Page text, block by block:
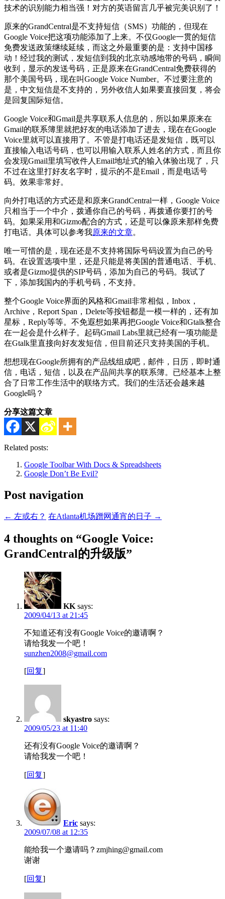
技术的识别能力相当强！对方的英语留言几乎被完美识别了！
原来的GrandCentral是不支持短信（SMS）功能的，但现在
Google Voice把这项功能添加了上来。不仅Google一贯的短信
免费发送政策继续延续，而这之外最重要的是：支持中国移
动！经过我的测试，发短信到我的北京动感地带的号码，瞬间
收到，显示的发送号码，正是原来在GrandCentral免费获得的
那个美国号码，现在叫Google Voice Number。不过要注意的
是，中文短信是不支持的，另外收信人如果要直接回复，将会
是回复国际短信。
Google Voice和Gmail是共享联系人信息的，所以如果原来在
Gmail的联系簿里就把好友的电话添加了进去，现在在Google
Voice里就可以直接用了。不管是打电话还是发短信，既可以
直接输入电话号码，也可以用输入联系人姓名的方式，而且你
会发现Gmail里填写收件人Email地址式的输入体验出现了，只
不过在这里打好友名字时，提示的不是Email，而是电话号
码。效果非常好。
向外打电话的方式还是和原来GrandCentral一样，Google Voice
只相当于一个中介，拨通你自己的号码，再拨通你要打的号
码。如果采用和Gizmo配合的方式，还是可以像原来那样免费
打电话。具体可以参考我原来的文章。
唯一可惜的是，现在还是不支持将国际号码设置为自己的号
码。在设置选项中里，还是只能是将美国的普通电话、手机、
或者是Gizmo提供的SIP号码，添加为自己的号码。我试了
下，添加我国内的手机号码，不支持。
整个Google Voice界面的风格和Gmail非常相似，Inbox，
Archive，Report Span，Delete等按钮都是一模一样的，还有加
星标，Reply等等。不免遐想如果再把Google Voice和Gtalk整合
在一起会是什么样子。起码Gmail Labs里就已经有一项功能是
在Gtalk里直接向好友发短信，但目前还只支持美国的手机。
想想现在Google所拥有的产品线组成吧，邮件，日历，即时通
信，电话，短信，以及在产品间共享的联系簿。已经基本上整
合了日常工作生活中的联络方式。我们的生活还会越来越
Google吗？
分享这篇文章
Related posts:
Google Toolbar With Docs & Spreadsheets
Google Don’t Be Evil?
Post navigation
← 左或右？ 在Atlanta机场蹭网通宵的日子 →
4 thoughts on “Google Voice:
GrandCentral的升级版”
KK says:
2009/04/13 at 21:45
不知道还有没有Google Voice的邀请啊？
请给我发一个吧！
sunzhen2008@gmail.com
[回复]
skyastro says:
2009/05/23 at 11:40
还有没有Google Voice的邀请啊？
请给我发一个吧！
[回复]
Eric says:
2009/07/08 at 12:35
能给我一个邀请吗？zmjhing@gmail.com
谢谢
[回复]